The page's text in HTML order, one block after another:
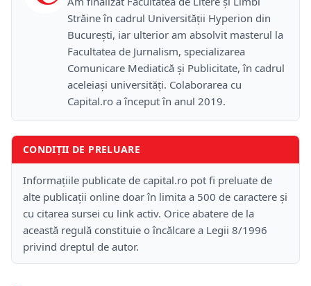
Străine în cadrul Universității Hyperion din
București, iar ulterior am absolvit masterul la
Facultatea de Jurnalism, specializarea
Comunicare Mediatică și Publicitate, în cadrul
aceleiași universități. Colaborarea cu
Capital.ro a început în anul 2019.
CONDIȚII DE PRELUARE
Informațiile publicate de capital.ro pot fi preluate de
alte publicații online doar în limita a 500 de caractere și
cu citarea sursei cu link activ. Orice abatere de la
această regulă constituie o încălcare a Legii 8/1996
privind dreptul de autor.